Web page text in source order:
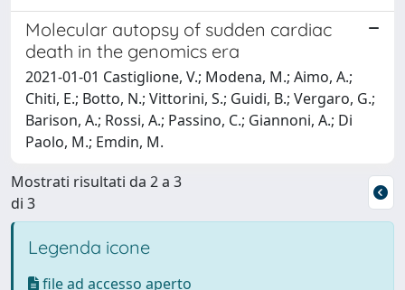
Molecular autopsy of sudden cardiac
death in the genomics era
2021-01-01 Castiglione, V.; Modena, M.; Aimo, A.;
Chiti, E.; Botto, N.; Vittorini, S.; Guidi, B.; Vergaro, G.;
Barison, A.; Rossi, A.; Passino, C.; Giannoni, A.; Di
Paolo, M.; Emdin, M.
Mostrati risultati da 2 a 3
di 3
Legenda icone
file ad accesso aperto